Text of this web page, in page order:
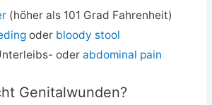
(höher als 101 Grad Fahrenheit)
oder bloody stool
oderabdominal pain
Genitalwunden?